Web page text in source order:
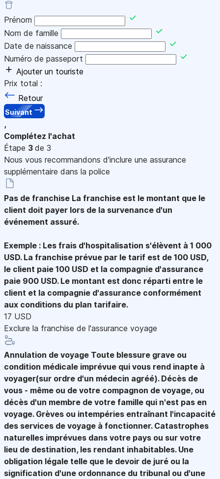
Prénom
Nom de famille
Date de naissance
Numéro de passeport
Ajouter un touriste
Prix total :
Retour
Suivant
,
Complétez l'achat
Étape 3 de 3
Nous vous recommandons d'inclure une assurance
supplémentaire dans la police
Pas de franchise La franchise est le montant que le
client doit payer lors de la survenance d'un
événement assuré.
Exemple : Les frais d'hospitalisation s'élèvent à 1 000
USD. La franchise prévue par le tarif est de 100 USD,
le client paie 100 USD et la compagnie d'assurance
paie 900 USD. Le montant est donc réparti entre le
client et la compagnie d'assurance conformément
aux conditions du plan tarifaire.
17 USD
Exclure la franchise de l'assurance voyage
Annulation de voyage Toute blessure grave ou
condition médicale imprévue qui vous rend inapte à
voyager(sur ordre d'un médecin agréé). Décès de
vous - même ou de votre compagnon de voyage, ou
décès d'un membre de votre famille qui n'est pas en
voyage. Grèves ou intempéries entraînant l'incapacité
des services de voyage à fonctionner. Catastrophes
naturelles imprévues dans votre pays ou sur votre
lieu de destination, les rendant inhabitables. Une
obligation légale telle que le devoir de juré ou la
signification d'une ordonnance du tribunal ou d'une